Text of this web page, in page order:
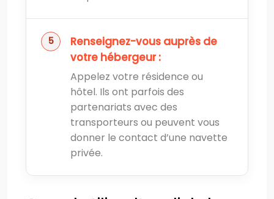
Renseignez-vous auprès de
votre hébergeur :
Appelez votre résidence ou
hôtel. Ils ont parfois des
partenariats avec des
transporteurs ou peuvent vous
donner le contact d’une navette
privée.